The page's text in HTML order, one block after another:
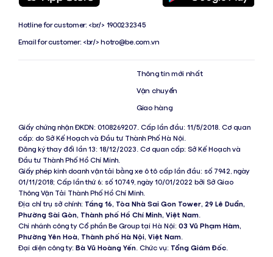
Hotline for customer: <br/> 1900232345
Email for customer: <br/>hotro@be.com.vn
Thông tin mới nhất
Vận chuyển
Giao hàng
Giấy chứng nhận ĐKDN: 0108269207. Cấp lần đầu: 11/5/2018. Cơ quan
cấp: do Sở Kế Hoạch và Đầu tư Thành Phố Hà Nội.
Đăng ký thay đổi lần 13: 18/12/2023. Cơ quan cấp: Sở Kế Hoạch và
Đầu tư Thành Phố Hồ Chí Minh.
Giấy phép kinh doanh vận tải bằng xe ô tô cấp lần đầu: số 7942, ngày
01/11/2018; Cấp lần thứ 6: số 10749, ngày 10/01/2022 bởi Sở Giao
Thông Vận Tải Thành Phố Hồ Chí Minh.
Địa chỉ trụ sở chính: Tầng 16, Tòa Nhà Sai Gon Tower, 29 Lê Duẩn,
Phường Sài Gòn, Thành phố Hồ Chí Minh, Việt Nam.
Chi nhánh công ty Cổ phần Be Group tại Hà Nội: 03 Vũ Phạm Hàm,
Phường Yên Hoà, Thành phố Hà Nội, Việt Nam.
Đại diện công ty: Bà Vũ Hoàng Yến. Chức vụ: Tổng Giám Đốc.